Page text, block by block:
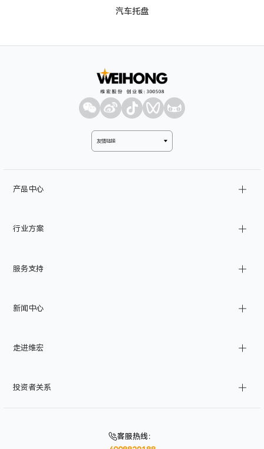
汽车托盘
友情链接
产品中心
激光加工
工业自动化
工业物联网
行业方案
船舶
管道
航空航天
服务支持
产品注册
维修查询
伺服报警查询
新闻中心
产品资讯
走进维宏
加入我们
投资者关系
客服热线：